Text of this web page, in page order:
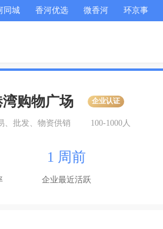
同城 香河优选 微香河 环京事
购物广场 企业认证
、批发、物资供销 100-1000人
1 周前
企业最近活跃